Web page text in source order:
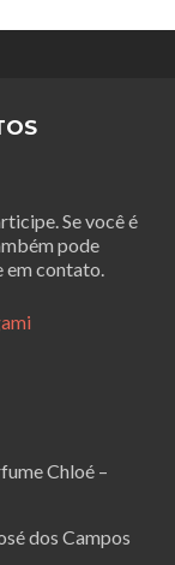
Se você é
pode
em contato.
Chloé –
dos Campos